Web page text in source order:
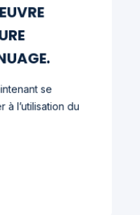
se
l’utilisation du